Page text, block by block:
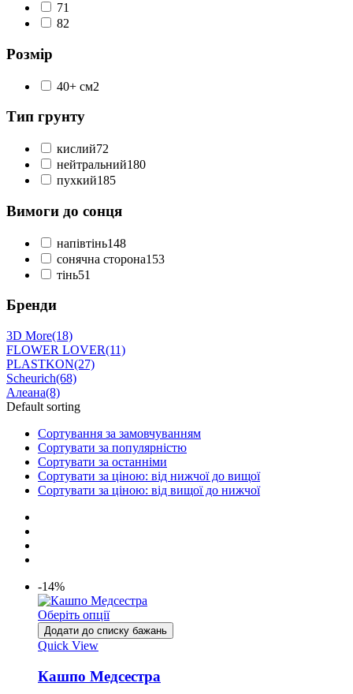
71
82
Розмір
40+ см2
Тип грунту
кислий72
нейтральний180
пухкий185
Вимоги до сонця
напівтінь148
сонячна сторона153
тінь51
Бренди
3D More(18)
FLOWER LOVER(11)
PLASTKON(27)
Scheurich(68)
Алеана(8)
Default sorting
Сортування за замовчуванням
Сортувати за популярністю
Сортувати за останніми
Сортувати за ціною: від нижчої до вищої
Сортувати за ціною: від вищої до нижчої
-14%
Оберіть опції
Додати до списку бажань
Quick View
Кашпо Медсестра